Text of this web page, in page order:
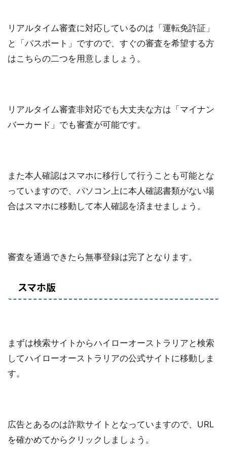
リアルタイム審査に対応しているのは「運転免許証」
と「パスポート」ですので、すぐの審査を希望する方
はこちらの二つを用意しましょう。
リアルタイム審査非対応でも大丈夫な方は「マイナン
バーカード」でも審査が可能です。
また本人確認はスマホに移行して行うことも可能とな
っていますので、パソコン上に本人確認書類がない場
合はスマホに移動して本人確認を済ませましょう。
審査を通過できたら無事登録は完了となります。
スマホ版
まずは検索サイトからハイローオーストラリアと検索
してハイローオーストラリアの公式サイトに移動しま
す。
広告とあるのは詐欺サイトとなっていますので、URL
を確かめてからクリックしましょう。